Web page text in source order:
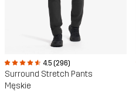
4.5 (296)
Surround Stretch Pants
Męskie